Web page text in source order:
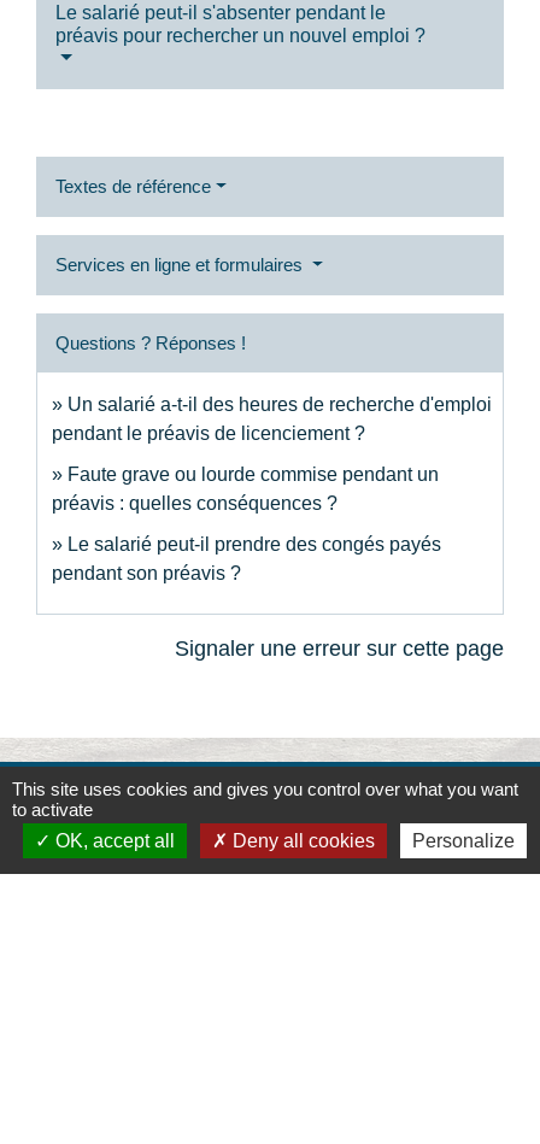
Le salarié peut-il s'absenter pendant le
préavis pour rechercher un nouvel emploi ?
Textes de référence
Services en ligne et formulaires
Questions ? Réponses !
Un salarié a-t-il des heures de recherche d'emploi
pendant le préavis de licenciement ?
Faute grave ou lourde commise pendant un
préavis : quelles conséquences ?
Le salarié peut-il prendre des congés payés
pendant son préavis ?
Signaler une erreur sur cette page
Contacts
Commune de la Touche
67, route de Portes
This site uses cookies and gives you control over what you want
to activate
OK, accept all
Deny all cookies Personalize